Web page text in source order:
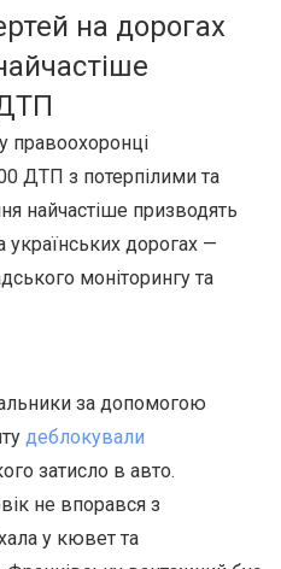
на дорогах
правоохоронці
ДТП з потерпілими та
найчастіше призводять
українських дорогах —
моніторингу та
за допомогою
деблокували
затисло в авто.
не впорався з
у кювет та